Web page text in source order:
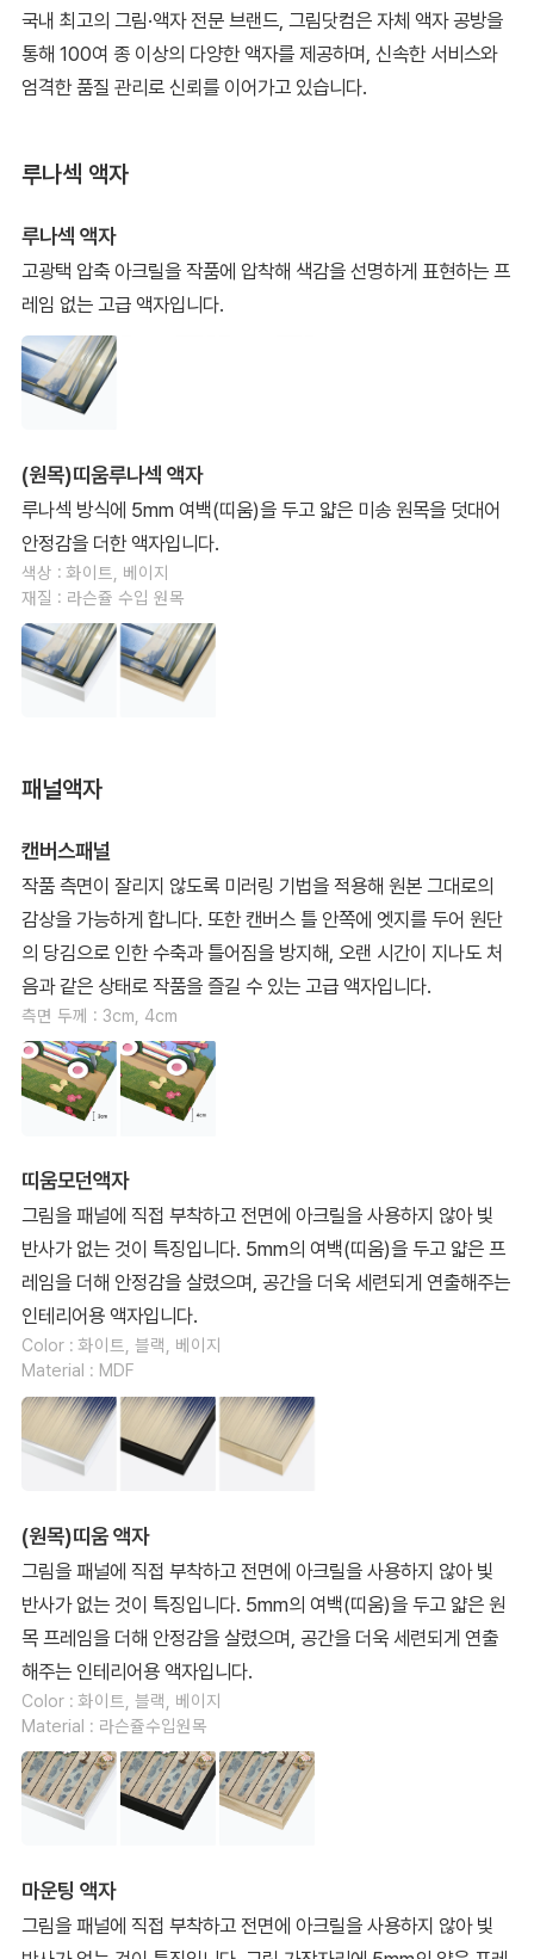
국내 최고의 그림·액자 전문 브랜드, 그림닷컴은 자체 액자 공방을
통해 100여 종 이상의 다양한 액자를 제공하며, 신속한 서비스와
엄격한 품질 관리로 신뢰를 이어가고 있습니다.
루나섹 액자
루나섹 액자
고광택 압축 아크릴을 작품에 압착해 색감을 선명하게 표현하는 프
레임 없는 고급 액자입니다.
(원목)띠움루나섹 액자
루나섹 방식에 5mm 여백(띠움)을 두고 얇은 미송 원목을 덧대어
안정감을 더한 액자입니다.
색상 : 화이트, 베이지
재질 : 라슨쥴 수입 원목
패널액자
캔버스패널
작품 측면이 잘리지 않도록 미러링 기법을 적용해 원본 그대로의
감상을 가능하게 합니다. 또한 캔버스 틀 안쪽에 엣지를 두어 원단
의 당김으로 인한 수축과 틀어짐을 방지해, 오랜 시간이 지나도 처
음과 같은 상태로 작품을 즐길 수 있는 고급 액자입니다.
측면 두께 : 3cm, 4cm
띠움모던액자
그림을 패널에 직접 부착하고 전면에 아크릴을 사용하지 않아 빛
반사가 없는 것이 특징입니다. 5mm의 여백(띠움)을 두고 얇은 프
레임을 더해 안정감을 살렸으며, 공간을 더욱 세련되게 연출해주는
인테리어용 액자입니다.
Color : 화이트, 블랙, 베이지
Material : MDF
(원목)띠움 액자
그림을 패널에 직접 부착하고 전면에 아크릴을 사용하지 않아 빛
반사가 없는 것이 특징입니다. 5mm의 여백(띠움)을 두고 얇은 원
목 프레임을 더해 안정감을 살렸으며, 공간을 더욱 세련되게 연출
해주는 인테리어용 액자입니다.
Color : 화이트, 블랙, 베이지
Material : 라슨쥴수입원목
마운팅 액자
그림을 패널에 직접 부착하고 전면에 아크릴을 사용하지 않아 빛